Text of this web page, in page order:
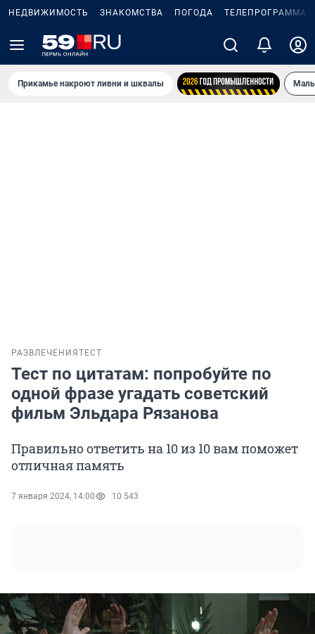
НЕДВИЖИМОСТЬ ЗНАКОМСТВА ПОГОДА ТЕЛЕПРОГРАММА
Прикамье накроют ливни и шквалы
РАЗВЛЕЧЕНИЯ ТЕСТ
Тест по цитатам: попробуйте по
одной фразе угадать советский
фильм Эльдара Рязанова
Правильно ответить на 10 из 10 вам поможет
отличная память
7 января 2024, 14:00 10 543